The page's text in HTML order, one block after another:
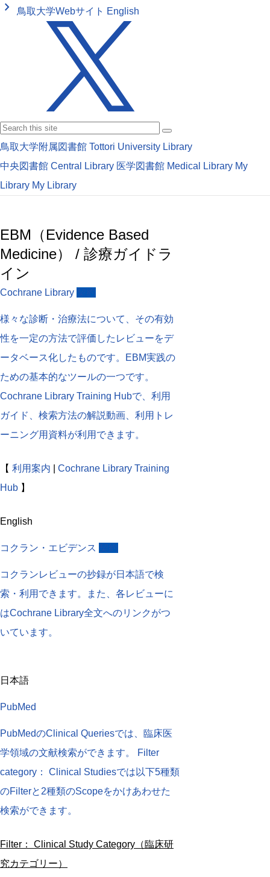
keyboard_arrow_right 鳥取大学Webサイト English
鳥取大学附属図書館 Tottori University Library
中央図書館 Central Library 医学図書館 Medical Library My
Library My Library
EBM（Evidence Based
Medicine） / 診療ガイドラ
イン
Cochrane Library 契約
様々な診断・治療法について、その有効
性を一定の方法で評価したレビューをデ
ータベース化したものです。EBM実践の
ための基本的なツールの一つです。
Cochrane Library Training Hubで、利用
ガイド、検索方法の解説動画、利用トレ
ーニング用資料が利用できます。
【 利用案内
Cochrane Library Training
Hub 】
English
コクラン・エビデンス 契約
コクランレビューの抄録が日本語で検
索・利用できます。また、各レビューに
はCochrane Library全文へのリンクがつ
いています。
日本語
PubMed
PubMedのClinical Queriesでは、臨床医
学領域の文献検索ができます。 Filter
category： Clinical Studiesでは以下5種類
のFilterと2種類のScopeをかけあわせた
検索ができます。
Filter： Clinical Study Category（臨床研
究カテゴリー）